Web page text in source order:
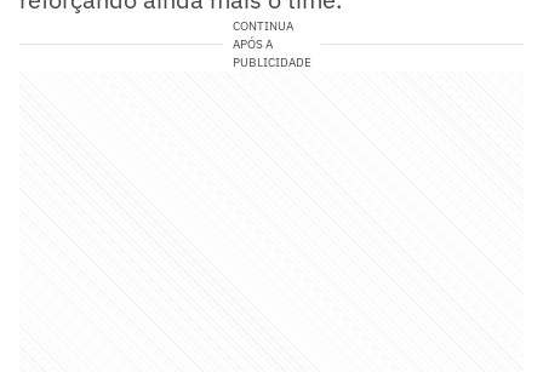
CONTINUA
APÓS A
PUBLICIDADE